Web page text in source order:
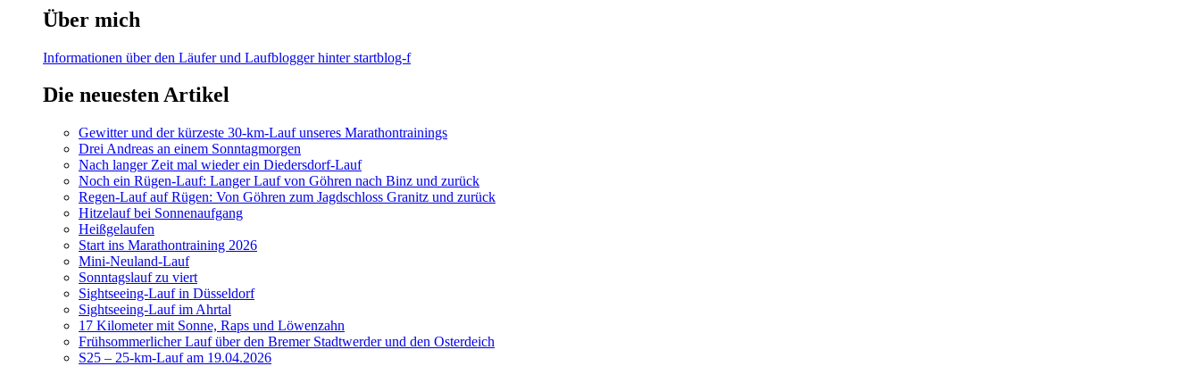
Über mich
Informationen über den Läufer und Laufblogger hinter startblog-f
Die neuesten Artikel
Gewitter und der kürzeste 30-km-Lauf unseres Marathontrainings
Drei Andreas an einem Sonntagmorgen
Nach langer Zeit mal wieder ein Diedersdorf-Lauf
Noch ein Rügen-Lauf: Langer Lauf von Göhren nach Binz und zurück
Regen-Lauf auf Rügen: Von Göhren zum Jagdschloss Granitz und zurück
Hitzelauf bei Sonnenaufgang
Heißgelaufen
Start ins Marathontraining 2026
Mini-Neuland-Lauf
Sonntagslauf zu viert
Sightseeing-Lauf in Düsseldorf
Sightseeing-Lauf im Ahrtal
17 Kilometer mit Sonne, Raps und Löwenzahn
Frühsommerlicher Lauf über den Bremer Stadtwerder und den Osterdeich
S25 – 25-km-Lauf am 19.04.2026